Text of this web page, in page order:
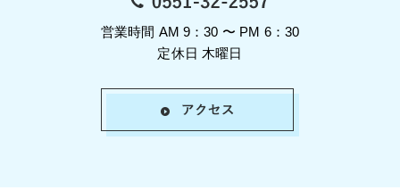
営業時間 AM 9：30 〜 PM 6：30
定休日 木曜日